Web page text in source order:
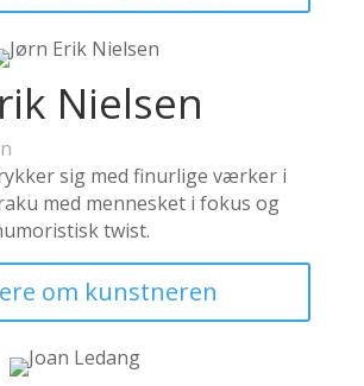
Nielsen
sig med finurlige værker i
med mennesket i fokus og
twist.
om kunstneren